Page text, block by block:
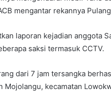
mengantar rekannya
laporan kejadian anggota
saksi termasuk CCTV.
dari 7 jam tersangka
Mojolangu, kecamatan